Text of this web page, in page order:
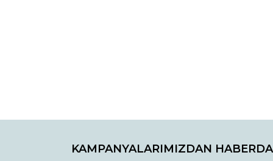
Bu ürünün fiyat bilgisi, resim, ürün
KAMPANYALARIMIZDAN